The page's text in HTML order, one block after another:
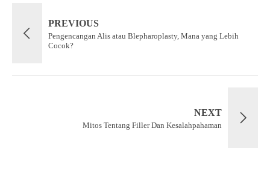
PREVIOUS
Pengencangan Alis atau Blepharoplasty, Mana yang Lebih
Cocok?
NEXT
Mitos Tentang Filler Dan Kesalahpahaman